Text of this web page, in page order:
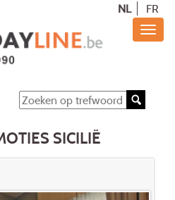
NL FR
SICILIË